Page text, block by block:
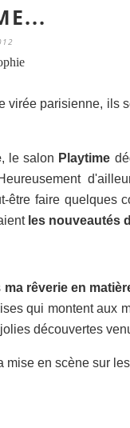
virée parisienne, ils
, le salon Playtime
être faire quelques
les nouveautés
ma rêverie en
qui montent aux
découvertes
mise en scène sur